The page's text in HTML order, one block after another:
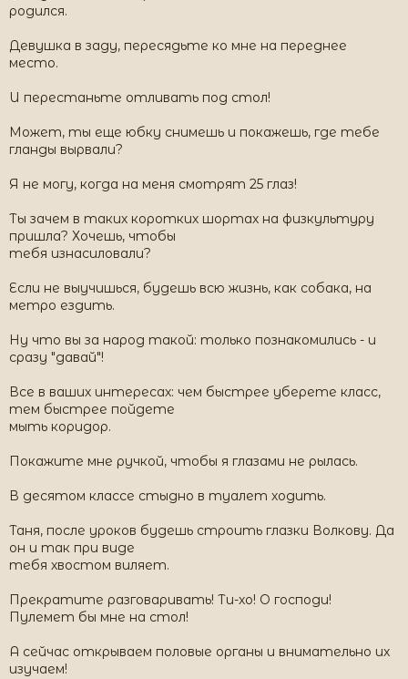
родился.
Девушка в заду, пересядьте ко мне на переднее
место.
И перестаньте отливать под стол!
Может, ты еще юбку снимешь и покажешь, где тебе
гланды вырвали?
Я не могу, когда на меня смотрят 25 глаз!
Ты зачем в таких коротких шортах на физкультуру
пришла? Хочешь, чтобы
тебя изнасиловали?
Если не выучишься, будешь всю жизнь, как собака, на
метро ездить.
Ну что вы за народ такой: только познакомились - и
сразу "давай"!
Все в ваших интересах: чем быстрее уберете класс,
тем быстрее пойдете
мыть коридор.
Покажите мне ручкой, чтобы я глазами не рылась.
В десятом классе стыдно в туалет ходить.
Таня, после уроков будешь строить глазки Волкову. Да
он и так при виде
тебя хвостом виляет.
Прекратите разговаривать! Ти-хо! О господи!
Пулемет бы мне на стол!
А сейчас открываем половые органы и внимательно их
изучаем!